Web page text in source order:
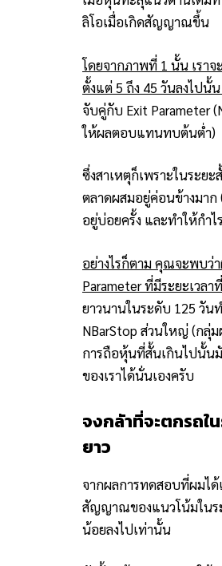
ลิโอเมื่อเกิดสัญญาณขึ้น
โดยจากภาพที่ 1 นั้น เรา
ตั้งแต่ 5 ถึง 45 วันลงไปนั้
จับคู่กับ Exit Parameter
ให้ผลตอบแทนทบต้นต่ำ)
ซึ่งสาเหตุก็เพราะในระ
ตลาดผสมอยู่ค่อนข้างมา
อยู่บ่อยครั้ง และทำให้กำ
อย่างไรก็ตาม คุณจะพบว่
Parameter ที่มีระยะเวล
ยาวนานในระดับ 125 วั
NBarStop ส่วนใหญ่ (กลุ่
การถือหุ้นที่สั้นเกินไปนั้น
ของเราได้นั่นเองครับ
จงกลัาที่จะตกรถใ
ยาว
จากผลการทดสอบที่ผมไ
สัญญาณของแนวโน้มในร
น้อยลงไปเท่านั้น